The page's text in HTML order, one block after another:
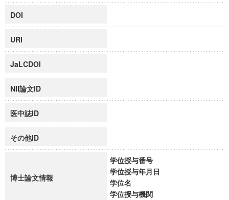
DOI
URI
JaLCDOI
NII論文ID
医中誌ID
その他ID
博士論文情報
学位授与番号
学位授与年月日
学位名
学位授与機関